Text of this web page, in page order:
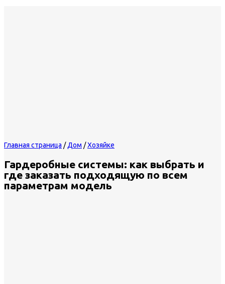
Главная страница /Дом /Хозяйке
Гардеробные системы: как выбрать и
где заказать подходящую по всем
параметрам модель